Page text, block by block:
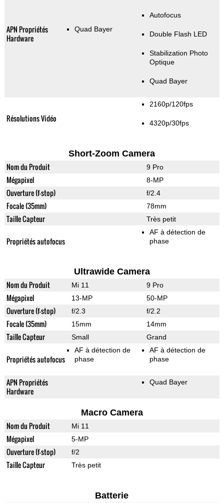
APN Propriétés
Hardware
Quad Bayer
Autofocus
Double Flash LED
Stabilization Photo
Optique
Quad Bayer
Résolutions Vidéo
2160p/120fps
4320p/30fps
Short-Zoom Camera
Nom du Produit 9 Pro
Mégapixel 8-MP
Ouverture (f-stop) f/2.4
Focale (35mm) 78mm
Taille Capteur Très petit
Propriétés autofocus
AF à détection de
phase
Ultrawide Camera
Nom du Produit Mi 11 9 Pro
Mégapixel 13-MP 50-MP
Ouverture (f-stop) f/2.3 f/2.2
Focale (35mm) 15mm 14mm
Taille Capteur Small Grand
Propriétés autofocus
AF à détection de
phase
AF à détection de
phase
APN Propriétés
Hardware
Quad Bayer
Macro Camera
Nom du Produit Mi 11
Mégapixel 5-MP
Ouverture (f-stop) f/2
Taille Capteur Très petit
Batterie